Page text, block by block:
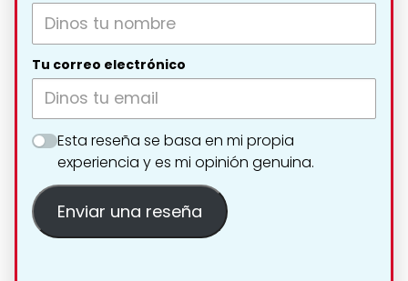
Tu correo electrónico
Esta reseña se basa en mi propia
experiencia y es mi opinión genuina.
Enviar una reseña